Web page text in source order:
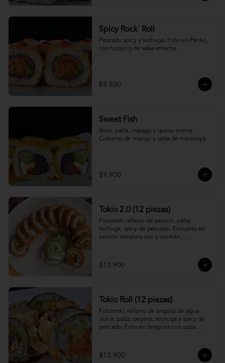
Spicy Rock´ Roll
Pescado spicy y lechuga. Frito en Panko,
con topping de salsa sriracha.
$9.500
Sweet Fish
Atún, palta, masago y queso crema.
Cubierto de mango y salsa de maracuyá.
$9.900
Tokio 2.0 (12 piezas)
Futomaki relleno de pepino, palta,
lechuga, spicy de pescado. Envuelto en
salmón tempura con y merkén,
$13.900
Tokio Roll (12 piezas)
Futomaki, relleno de anguila de agua
dulce, palta, pepino, lechuga y spicy de
pescado. Frito en tempura con salsa
$13.900